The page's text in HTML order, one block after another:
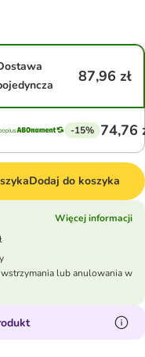
87,96 zł
-15% 74,76
Dodaj do koszyka
Więcej informacji
lub anulowania w